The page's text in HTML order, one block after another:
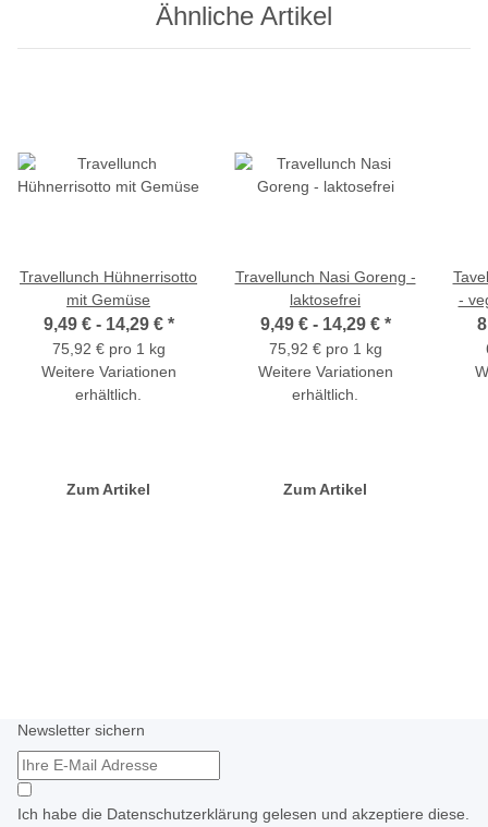
Ähnliche Artikel
Travellunch Hühnerrisotto
mit Gemüse
9,49 € - 14,29 € *
75,92 € pro 1 kg
Weitere Variationen
erhältlich.
Zum Artikel
Travellunch Nasi Goreng -
laktosefrei
9,49 € - 14,29 € *
75,92 € pro 1 kg
Weitere Variationen
erhältlich.
Zum Artikel
-
Newsletter sichern
Ich habe die Datenschutzerklärung gelesen und akzeptiere diese.